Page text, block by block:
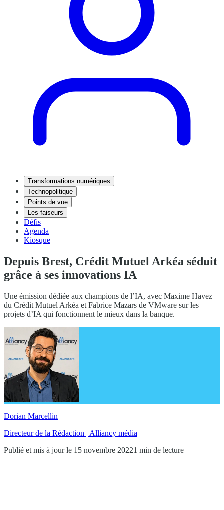
Transformations numériques
Technopolitique
Points de vue
Les faiseurs
Défis
Agenda
Kiosque
Depuis Brest, Crédit Mutuel Arkéa séduit
grâce à ses innovations IA
Une émission dédiée aux champions de l’IA, avec Maxime Havez
du Crédit Mutuel Arkéa et Fabrice Mazars de VMware sur les
projets d’IA qui fonctionnent le mieux dans la banque.
Dorian Marcellin
Directeur de la Rédaction | Alliancy média
Publié et mis à jour le 15 novembre 20221 min de lecture